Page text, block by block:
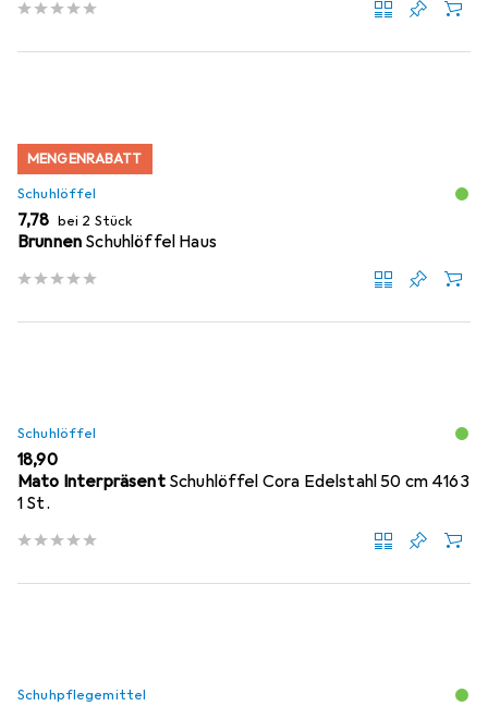
MENGENRABATT
Schuhlöffel
EUR
7,78 bei 2 Stück
Brunnen Schuhlöffel Haus
Schuhlöffel
EUR
18,90
Mato Interpräsent Schuhlöffel Cora Edelstahl 50 cm 4163
1 St.
Schuhpflegemittel